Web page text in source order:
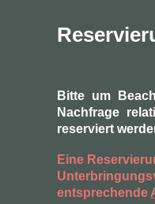
Bitte um
Nachfrage
reserviert
Eine
entsprechende